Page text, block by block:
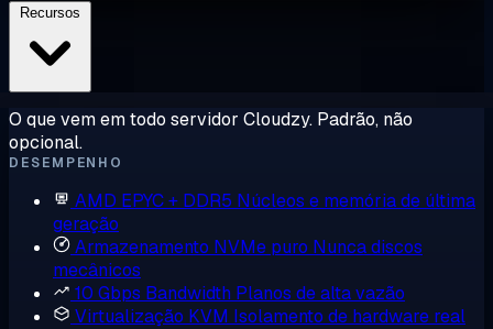
O que vem em todo servidor Cloudzy. Padrão, não
opcional.
DESEMPENHO
AMD EPYC + DDR5 Núcleos e memória de última
geração
Armazenamento NVMe puro Nunca discos
mecânicos
10 Gbps Bandwidth Planos de alta vazão
Virtualização KVM Isolamento de hardware real